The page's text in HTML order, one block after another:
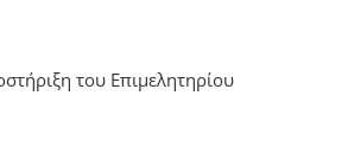
του Επιμελητηρίου